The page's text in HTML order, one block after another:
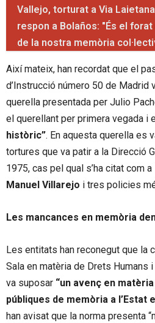
Vallejo, torturat a Via
respon a Bolaños: "És el
de la nostra memòria
Així mateix, han recordat que el
d’Instrucció número 50 de Madrid
querella presentada per Julio
el querellant per primera vegada i
històric”. En aquesta querella es
tortures que va patir a la Direcció
1975, cas pel qual s’ha citat com
Manuel Villarejo i tres policies
Les mancances en memòria
Les entitats han reconegut que la
Sala en matèria de Drets Humans
va suposar “un avenç en
públiques de memòria a l’Estat
han avisat que la norma presenta